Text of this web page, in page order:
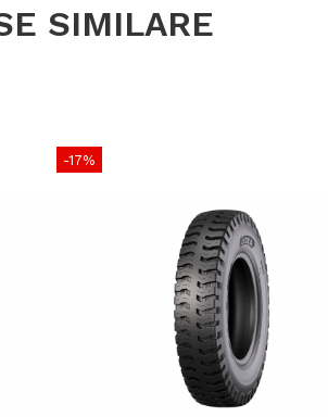
Diametru
Greutate
Tip anvelopă
Utilizare &
Tianli Agro Grip
SIMILARE
-17%